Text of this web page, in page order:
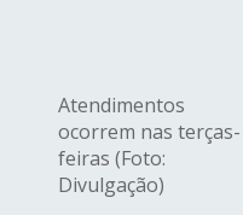
Atendimentos
ocorrem nas terças-
feiras (Foto:
Divulgação)